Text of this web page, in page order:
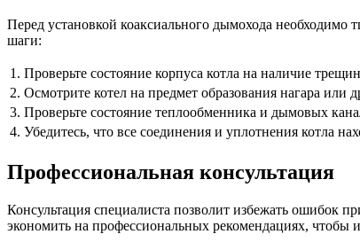
Перед установкой коаксиального дымохода необходимо
шаги:
1. Проверьте состояние корпуса котла на наличие
2. Осмотрите котел на предмет образования нагара
3. Проверьте состояние теплообменника и дымовых
4. Убедитесь, что все соединения и уплотнения котла
Профессиональная консультация
Консультация специалиста позволит избежать ошибок
экономить на профессиональных рекомендациях, чтобы